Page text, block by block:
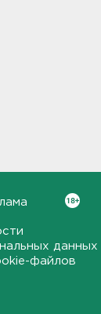
данных
файлов